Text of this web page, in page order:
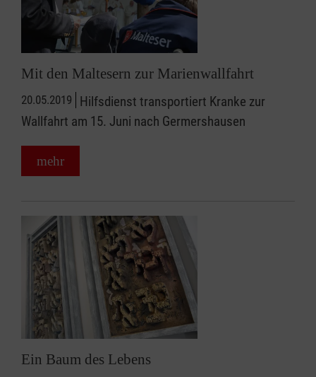
Mit den Maltesern zur Marienwallfahrt
20.05.2019
Hilfsdienst transportiert Kranke zur
Wallfahrt am 15. Juni nach Germershausen
mehr
Ein Baum des Lebens